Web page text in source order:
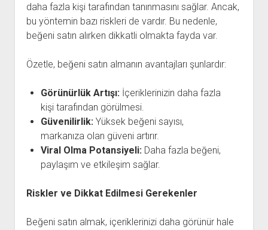
daha fazla kişi tarafından tanınmasını sağlar. Ancak,
bu yöntemin bazı riskleri de vardır. Bu nedenle,
beğeni satın alırken dikkatli olmakta fayda var.
Özetle, beğeni satın almanın avantajları şunlardır:
Görünürlük Artışı:İçeriklerinizin daha fazla
kişi tarafından görülmesi.
Güvenilirlik:Yüksek beğeni sayısı,
markanıza olan güveni artırır.
Viral Olma Potansiyeli:Daha fazla beğeni,
paylaşım ve etkileşim sağlar.
Riskler ve Dikkat Edilmesi Gerekenler
Beğeni satın almak, içeriklerinizi daha görünür hale